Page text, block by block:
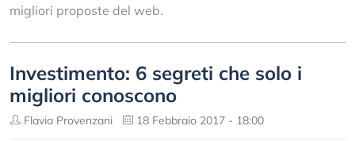
migliori proposte del web.
Investimento: 6 segreti che solo i
migliori conoscono
Flavia Provenzani 18 Febbraio 2017 - 18:00